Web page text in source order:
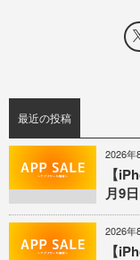
最近の投稿
2026年
【
月9日
2026年
【